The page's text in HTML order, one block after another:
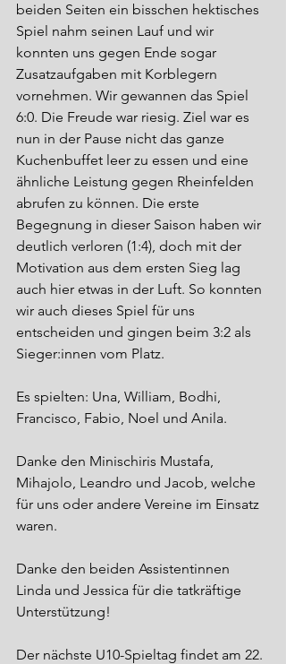
beiden Seiten ein bisschen hektisches
Spiel nahm seinen Lauf und wir
konnten uns gegen Ende sogar
Zusatzaufgaben mit Korblegern
vornehmen. Wir gewannen das Spiel
6:0. Die Freude war riesig. Ziel war es
nun in der Pause nicht das ganze
Kuchenbuffet leer zu essen und eine
ähnliche Leistung gegen Rheinfelden
abrufen zu können. Die erste
Begegnung in dieser Saison haben wir
deutlich verloren (1:4), doch mit der
Motivation aus dem ersten Sieg lag
auch hier etwas in der Luft. So konnten
wir auch dieses Spiel für uns
entscheiden und gingen beim 3:2 als
Sieger:innen vom Platz.
Es spielten: Una, William, Bodhi,
Francisco, Fabio, Noel und Anila.
Danke den Minischiris Mustafa,
Mihajolo, Leandro und Jacob, welche
für uns oder andere Vereine im Einsatz
waren.
Danke den beiden Assistentinnen
Linda und Jessica für die tatkräftige
Unterstützung!
Der nächste U10-Spieltag findet am 22.